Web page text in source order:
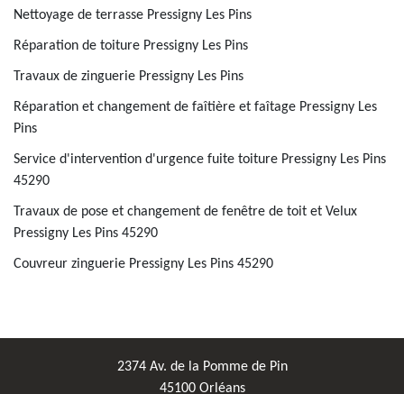
Nettoyage de terrasse Pressigny Les Pins
Réparation de toiture Pressigny Les Pins
Travaux de zinguerie Pressigny Les Pins
Réparation et changement de faîtière et faîtage Pressigny Les
Pins
Service d'intervention d'urgence fuite toiture Pressigny Les Pins
45290
Travaux de pose et changement de fenêtre de toit et Velux
Pressigny Les Pins 45290
Couvreur zinguerie Pressigny Les Pins 45290
2374 Av. de la Pomme de Pin
45100 Orléans